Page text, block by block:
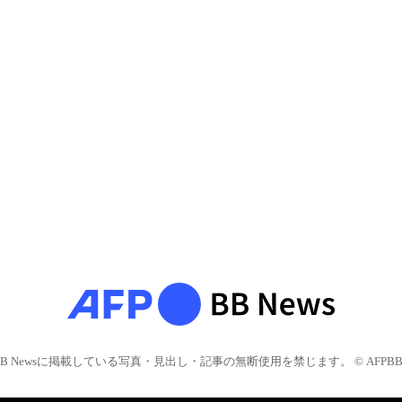
Newsに掲載している写真・見出し・記事の無断使用を禁じます。 © AFPBB